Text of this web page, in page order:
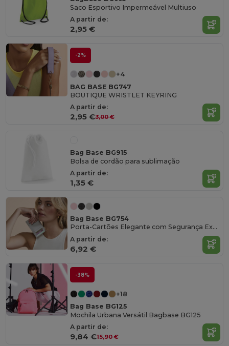
Saco Esportivo Impermeável Multiuso
A partir de:
2,95 €
-2%
+4
BAG BASE BG747
BOUTIQUE WRISTLET KEYRING
A partir de:
2,95 €3,00 €
Bag Base BG915
Bolsa de cordão para sublimação
A partir de:
1,35 €
Bag Base BG754
Porta-Cartões Elegante com Segurança Extra
A partir de:
6,92 €
-38%
+18
Bag Base BG125
Mochila Urbana Versátil Bagbase BG125
A partir de:
9,84 €15,90 €